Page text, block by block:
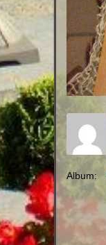
Album: